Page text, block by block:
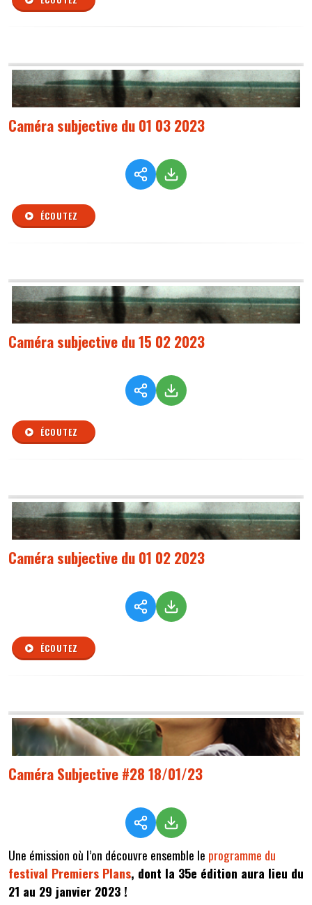
Caméra subjective du 01 03 2023
ÉCOUTEZ
Caméra subjective du 15 02 2023
ÉCOUTEZ
Caméra subjective du 01 02 2023
ÉCOUTEZ
Caméra Subjective #28 18/01/23
Une émission où l’on découvre ensemble le programme du
festival Premiers Plans, dont la 35e édition aura lieu du
21 au 29 janvier 2023 !